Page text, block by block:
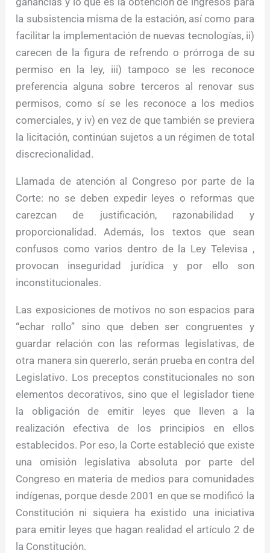
la subsistencia misma de la estación, así como para
facilitar la implementación de nuevas tecnologías, ii)
carecen de la figura de refrendo o prórroga de su
permiso en la ley, iii) tampoco se les reconoce
preferencia alguna sobre terceros al renovar sus
permisos, como sí se les reconoce a los medios
comerciales, y iv) en vez de que también se previera
la licitación, continúan sujetos a un régimen de total
discrecionalidad.
Llamada de atención al Congreso por parte de la
Corte: no se deben expedir leyes o reformas que
carezcan de justificación, razonabilidad y
proporcionalidad. Además, los textos que sean
confusos como varios dentro de la Ley Televisa ,
provocan inseguridad jurídica y por ello son
inconstitucionales.
Las exposiciones de motivos no son espacios para
“echar rollo” sino que deben ser congruentes y
guardar relación con las reformas legislativas, de
otra manera sin quererlo, serán prueba en contra del
Legislativo. Los preceptos constitucionales no son
elementos decorativos, sino que el legislador tiene
la obligación de emitir leyes que lleven a la
realización efectiva de los principios en ellos
establecidos. Por eso, la Corte estableció que existe
una omisión legislativa absoluta por parte del
Congreso en materia de medios para comunidades
indígenas, porque desde 2001 en que se modificó la
Constitución ni siquiera ha existido una iniciativa
para emitir leyes que hagan realidad el artículo 2 de
la Constitución.